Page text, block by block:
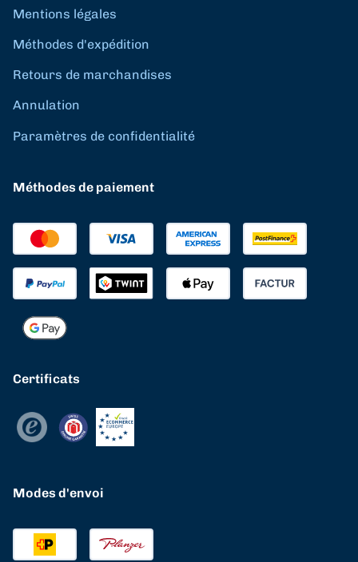
Mentions légales
Méthodes d'expédition
Retours de marchandises
Annulation
Paramètres de confidentialité
Méthodes de paiement
Certificats
Modes d'envoi